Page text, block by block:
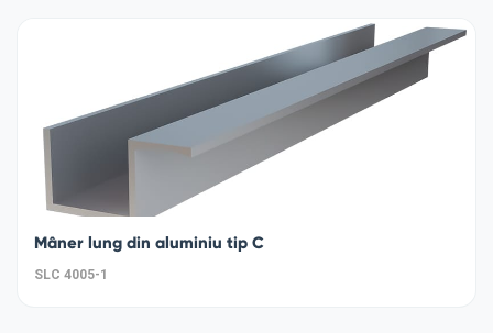
Mâner lung din aluminiu tip C
SLC 4005-1